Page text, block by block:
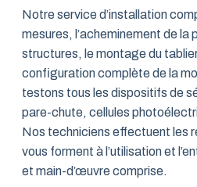
Notre service d’installation
mesures, l’acheminement de la
structures, le montage du
configuration complète de la
testons tous les dispositifs de
pare-chute, cellules
Nos techniciens effectuent les
vous forment à l’utilisation et
et main-d’œuvre comprise.